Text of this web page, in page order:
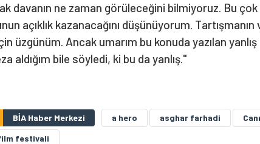
davanın ne zaman görüleceğini bilmiyoruz. Bu
açıklık kazanacağını düşünüyorum. Tartışmanın
üzgünüm. Ancak umarım bu konuda yazılan
aldığım bile söyledi, ki bu da yanlış."
BİA Haber Merkezi a hero asghar farhadi
festivali